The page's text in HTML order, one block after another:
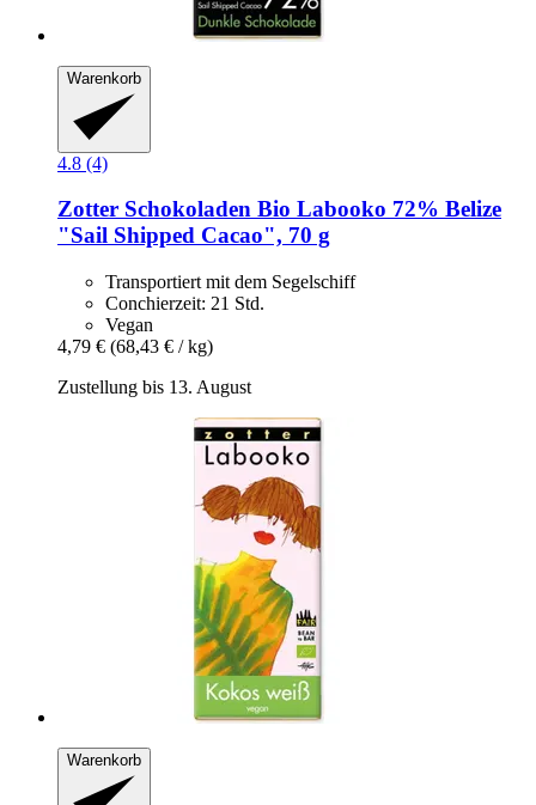
Warenkorb
4.8 (4)
Zotter Schokoladen Bio Labooko 72% Belize
"Sail Shipped Cacao", 70 g
Transportiert mit dem Segelschiff
Conchierzeit: 21 Std.
Vegan
4,79 € (68,43 € / kg)
Zustellung bis 13. August
Warenkorb